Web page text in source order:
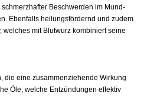
Beschwerden im Mund-
Ebenfalls heilungsfördernd und zudem
mit Blutwurz kombiniert seine
die eine zusammenziehende Wirkung
Öle, welche Entzündungen effektiv